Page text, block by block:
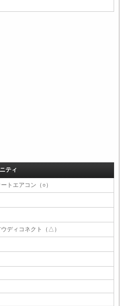
ティ
トエアコン（○）
ディコネクト（△）